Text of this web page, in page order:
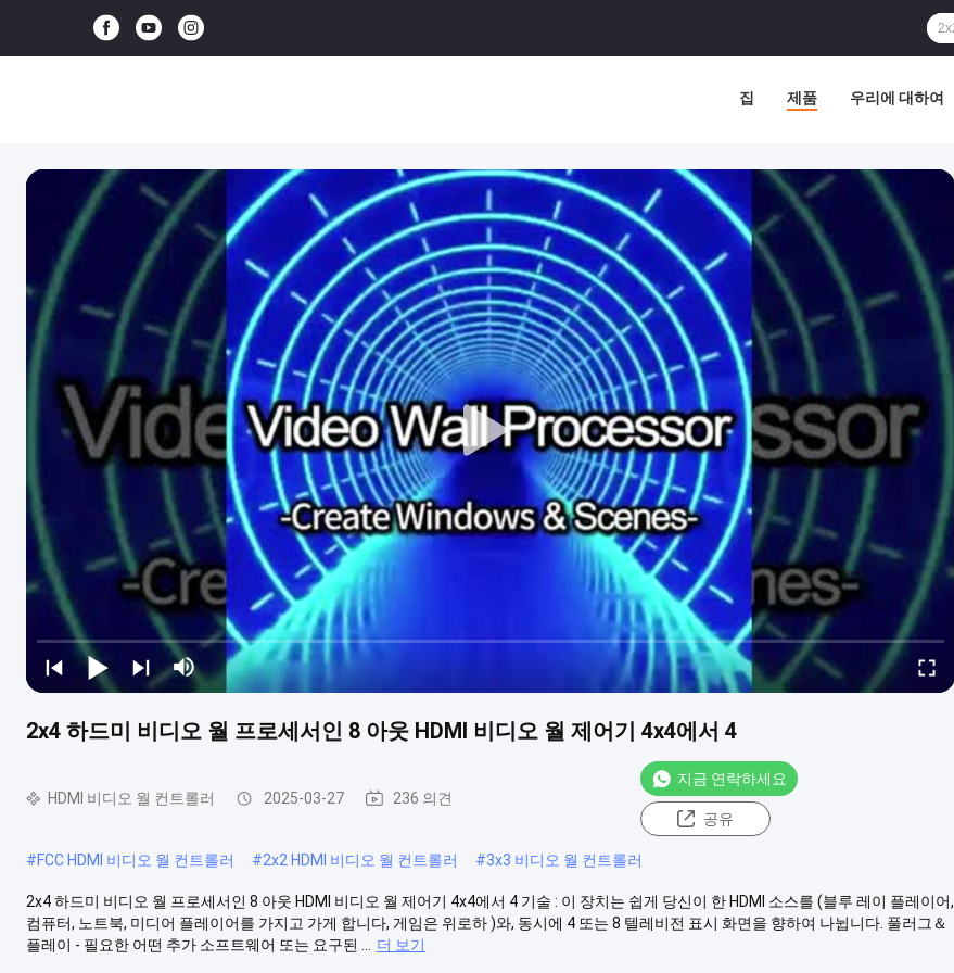
집 제품 우리에 대하여
2x4 하드미 비디오 월 프로세서인 8 아웃 HDMI 비디오 월 제어기 4x4에서 4
HDMI 비디오 월 컨트롤러 2025-03-27 236 의견
지금 연락하세요
공유
#FCC HDMI 비디오 월 컨트롤러 #2x2 HDMI 비디오 월 컨트롤러 #3x3 비디오 월 컨트롤러
2x4 하드미 비디오 월 프로세서인 8 아웃 HDMI 비디오 월 제어기 4x4에서 4 기술 : 이 장치는 쉽게 당신이 한 HDMI 소스를 (블루 레이 플레이어,
컴퓨터, 노트북, 미디어 플레이어를 가지고 가게 합니다, 게임은 위로하 )와, 동시에 4 또는 8 텔레비전 표시 화면을 향하여 나뉩니다. 풀러그＆
플레이 - 필요한 어떤 추가 소프트웨어 또는 요구된 ...
더 보기